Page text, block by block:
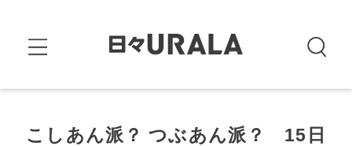
こしあん派？ つぶあん派？ 15日